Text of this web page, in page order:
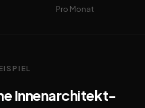
Pro Monat
Innenarchitekt-